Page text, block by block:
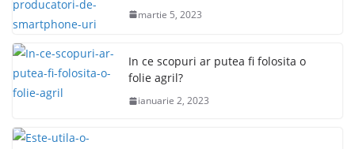
martie 5, 2023
In ce scopuri ar putea fi folosita o
folie agril?
ianuarie 2, 2023